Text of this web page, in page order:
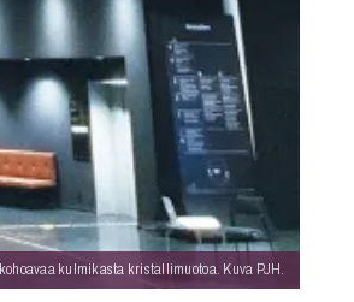
kulmikasta kristallimuotoa. Kuva PJH.